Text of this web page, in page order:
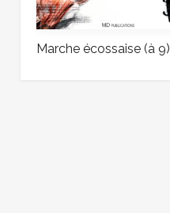
Marche écossaise (à 9)